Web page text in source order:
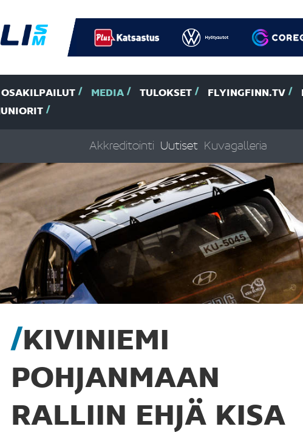
OSAKILPAILUT MEDIA TULOKSET FLYINGFINN.TV
JUNIORIT
Akkreditointi Uutiset Kuvagalleria
KIVINIEMI
POHJANMAAN
RALLIIN EHJÄ KISA